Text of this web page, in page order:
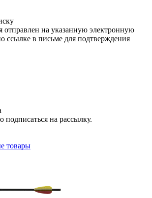
отправлен на указанную электронную
ссылке в письме для подтверждения
подписаться на рассылку.
товары